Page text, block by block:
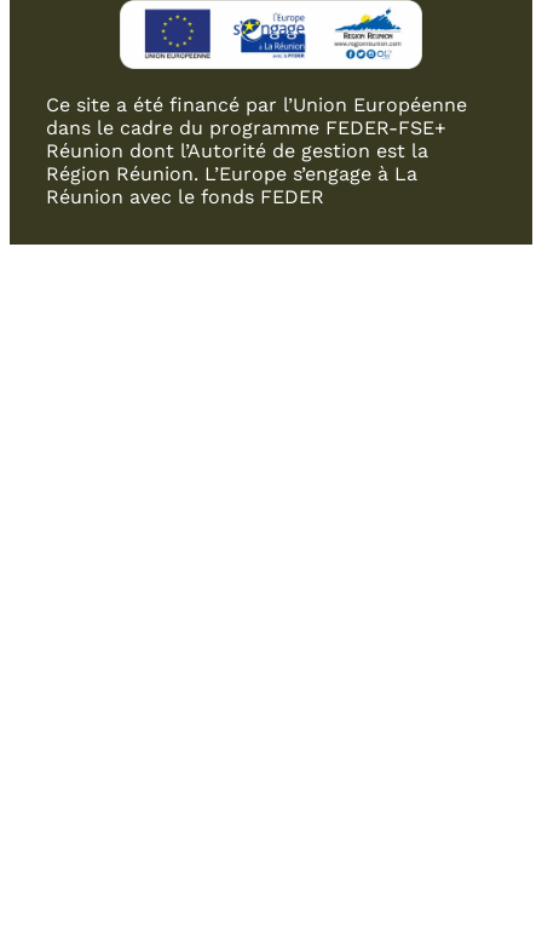
Ce site a été financé par l’Union Européenne
dans le cadre du programme FEDER-FSE+
Réunion dont l’Autorité de gestion est la
Région Réunion. L’Europe s’engage à La
Réunion avec le fonds FEDER